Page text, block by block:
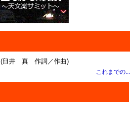
(臼井 真 作詞／作曲)
これまでの...